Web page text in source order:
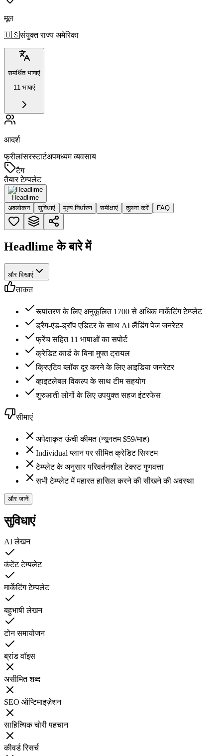
मूल
🇺🇸संयुक्त राज्य अमेरिका
समर्थित भाषाएं
11 भाषाएं
आदर्श
फ्रीलांसरस्टार्टअपमध्यम व्यवसाय
टैग
तैयार टेम्पलेट
Headlime
अवलोकन
सुविधाएं मूल्य निर्धारण समीक्षाएं तुलना करें FAQ
Headlime के बारे में
और दिखाएं
ताकत
रूपांतरण के लिए अनुकूलित 1700 से अधिक मार्केटिंग टेम्प्लेट
ड्रैग-एंड-ड्रॉप एडिटर के साथ AI लैंडिंग पेज जनरेटर
फ्रेंच सहित 11 भाषाओं का सपोर्ट
क्रेडिट कार्ड के बिना मुफ्त ट्रायल
क्रिएटिव ब्लॉक दूर करने के लिए आइडिया जनरेटर
व्हाइटलेबल विकल्प के साथ टीम सहयोग
शुरुआती लोगों के लिए उपयुक्त सहज इंटरफेस
सीमाएं
अपेक्षाकृत ऊंची कीमत (न्यूनतम $59/माह)
Individual प्लान पर सीमित क्रेडिट सिस्टम
टेम्प्लेट के अनुसार परिवर्तनशील टेक्स्ट गुणवत्ता
सभी टेम्प्लेट में महारत हासिल करने की सीखने की अवस्था
और जानें
सुविधाएं
AI लेखन
कंटेंट टेम्पलेट
मार्केटिंग टेम्पलेट
बहुभाषी लेखन
टोन समायोजन
ब्रांड वॉइस
असीमित शब्द
SEO ऑप्टिमाइज़ेशन
साहित्यिक चोरी पहचान
कीवर्ड रिसर्च